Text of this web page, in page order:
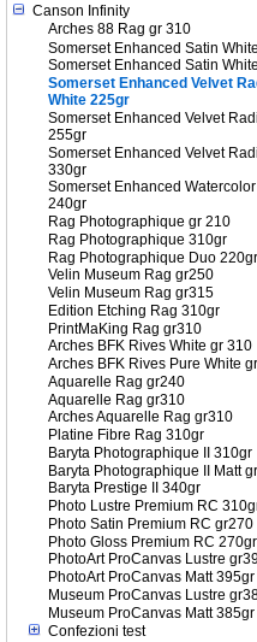
Canson Infinity
Arches 88 Rag gr 310
Somerset Enhanced Satin
Somerset Enhanced Satin
Somerset Enhanced Velvet
White 225gr
Somerset Enhanced Velvet
255gr
Somerset Enhanced Velvet
330gr
Somerset Enhanced
240gr
Rag Photographique gr 210
Rag Photographique 310gr
Rag Photographique Duo 220gr
Velin Museum Rag gr250
Velin Museum Rag gr315
Edition Etching Rag 310gr
PrintMaKing Rag gr310
Arches BFK Rives White gr 310
Arches BFK Rives Pure White
Aquarelle Rag gr240
Aquarelle Rag gr310
Arches Aquarelle Rag gr310
Platine Fibre Rag 310gr
Baryta Photographique II 310gr
Baryta Photographique II Matt
Baryta Prestige II 340gr
Photo Lustre Premium RC
Photo Satin Premium RC gr270
Photo Gloss Premium RC 270gr
PhotoArt ProCanvas Lustre
PhotoArt ProCanvas Matt 395gr
Museum ProCanvas Lustre
Museum ProCanvas Matt 385gr
Confezioni test